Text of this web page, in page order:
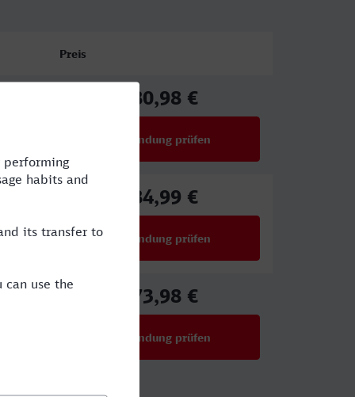
Preis
80,98 €
Verbindung prüfen
84,99 €
Verbindung prüfen
73,98 €
Verbindung prüfen